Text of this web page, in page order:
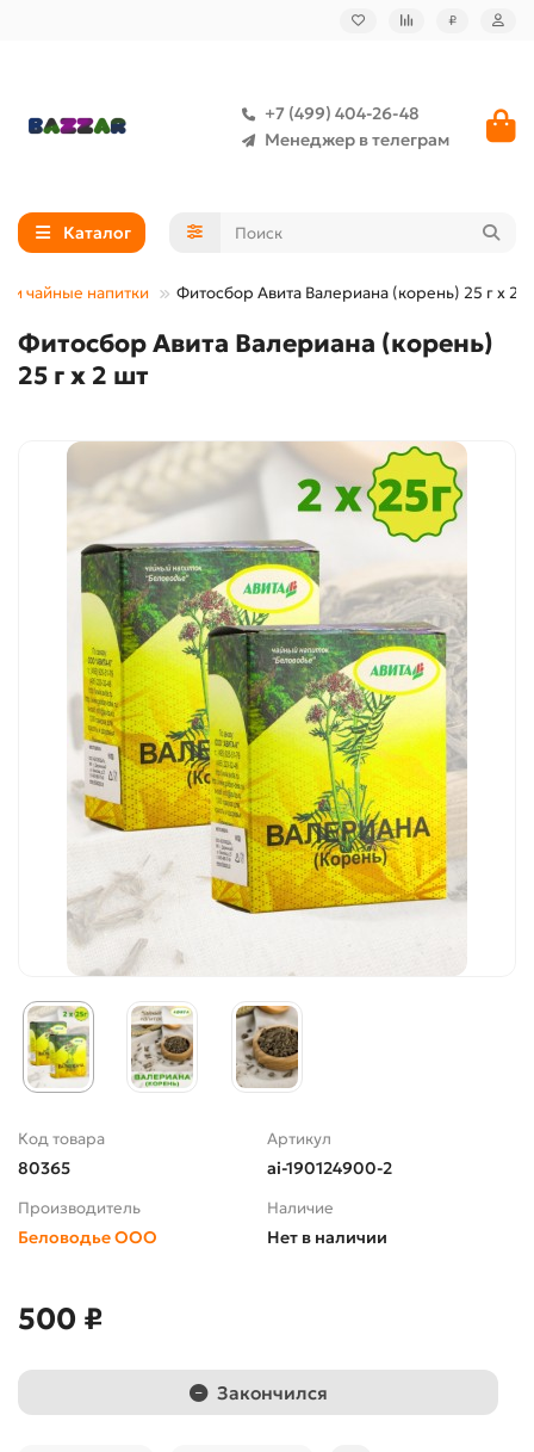
₽
+7 (499) 404-26-48
Менеджер в телеграм
Каталог
и чайные напитки Фитосбор Авита Валериана (корень) 25 г х 2
Фитосбор Авита Валериана (корень)
25 г х 2 шт
Код товара
80365
Артикул
ai-190124900-2
Производитель
Беловодье ООО
Наличие
Нет в наличии
500 ₽
Закончился